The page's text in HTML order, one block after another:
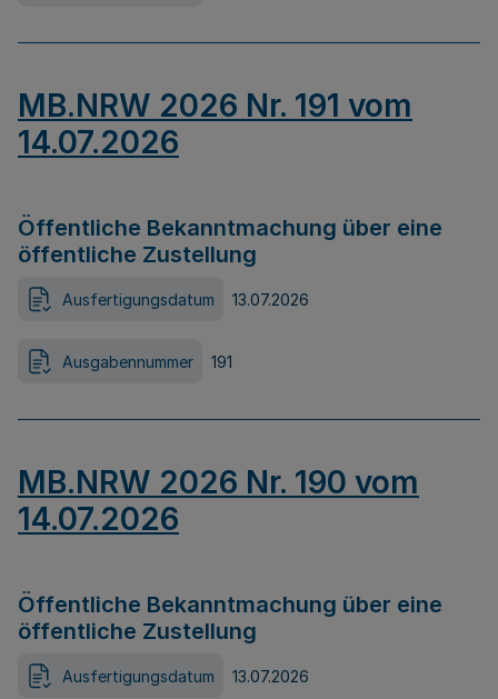
MB.NRW 2026 Nr. 191 vom
14.07.2026
Öffentliche Bekanntmachung über eine
öffentliche Zustellung
Ausfertigungsdatum 13.07.2026
Ausgabennummer 191
MB.NRW 2026 Nr. 190 vom
14.07.2026
Öffentliche Bekanntmachung über eine
öffentliche Zustellung
Ausfertigungsdatum 13.07.2026